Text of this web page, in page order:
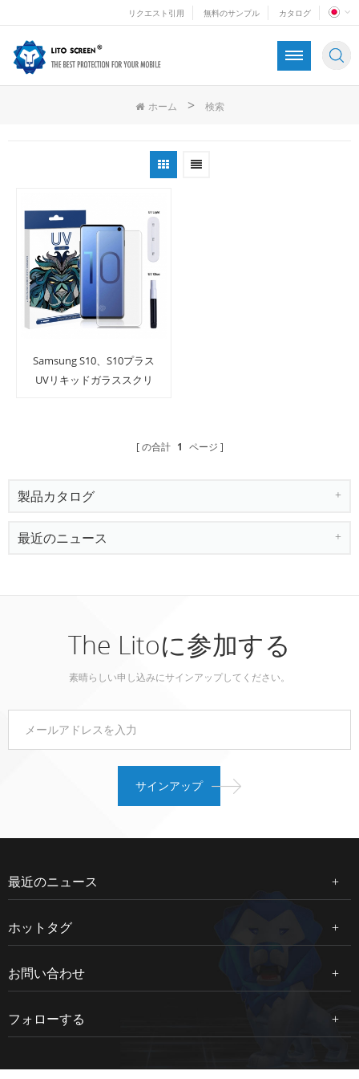
リクエスト引用 無料のサンプル カタログ
ホーム > 検索
Samsung S10、S10プラス
UVリキッドガラススクリ
の合計 1 ページ
製品カタログ
最近のニュース
The Litoに参加する
素晴らしい申し込みにサインアップしてください。
最近のニュース
ホットタグ
お問い合わせ
フォローする